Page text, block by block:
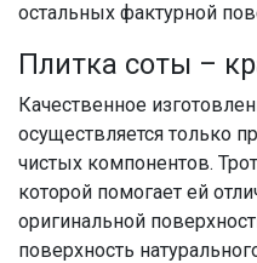
остальных фактурной
Плитка соты –
Качественное
осуществляется только
чистых компонентов.
которой помогает ей
оригинальной
поверхность